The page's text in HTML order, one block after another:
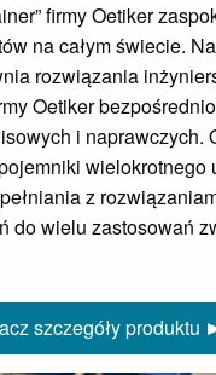
firmy Oetiker
na całym świecie.
rozwiązania
Oetiker
i naprawczych.
wielokrotnego
z
do wielu zastosowań
szczegóły produktu